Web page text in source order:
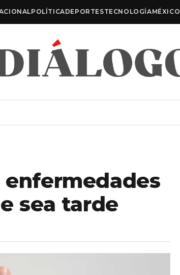
POLÍTICADEPORTESTECNOLOGÍAMÉXICO
sea tarde